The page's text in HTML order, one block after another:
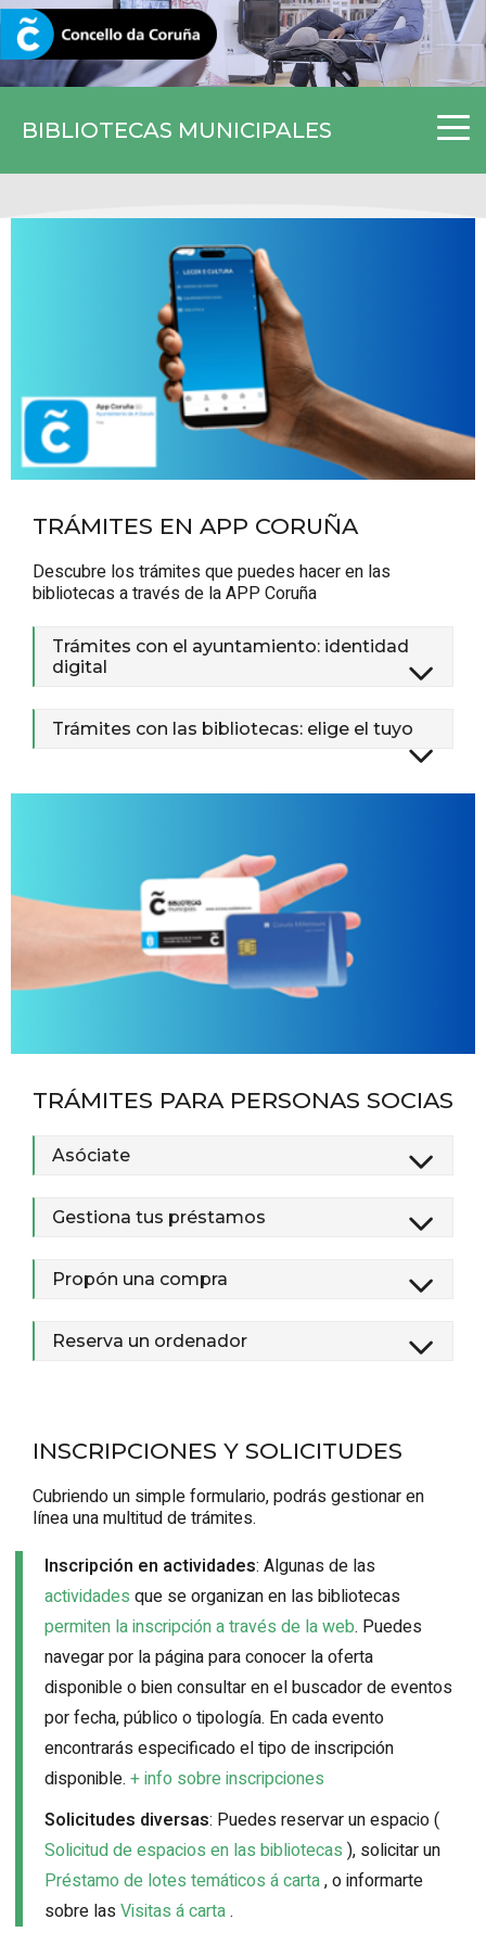
BIBLIOTECAS MUNICIPALES
CORUNA.GAL
TRÁMITES EN APP CORUÑA
Descubre los trámites que puedes hacer en las
bibliotecas a través de la APP Coruña
Trámites con el ayuntamiento: identidad
digital
Trámites con las bibliotecas: elige el tuyo
TRÁMITES PARA PERSONAS SOCIAS
Asóciate
Gestiona tus préstamos
Propón una compra
Reserva un ordenador
INSCRIPCIONES Y SOLICITUDES
Cubriendo un simple formulario, podrás gestionar en
línea una multitud de trámites.
Inscripción en actividades: Algunas de las
actividades que se organizan en las bibliotecas
permiten la inscripción a través de la web. Puedes
navegar por la página para conocer la oferta
disponible o bien consultar en el buscador de eventos
por fecha, público o tipología. En cada evento
encontrarás especificado el tipo de inscripción
disponible. + info sobre inscripciones
Solicitudes diversas: Puedes reservar un espacio (
Solicitud de espacios en las bibliotecas ), solicitar un
Préstamo de lotes temáticos á carta, o informarte
sobre las Visitas á carta.